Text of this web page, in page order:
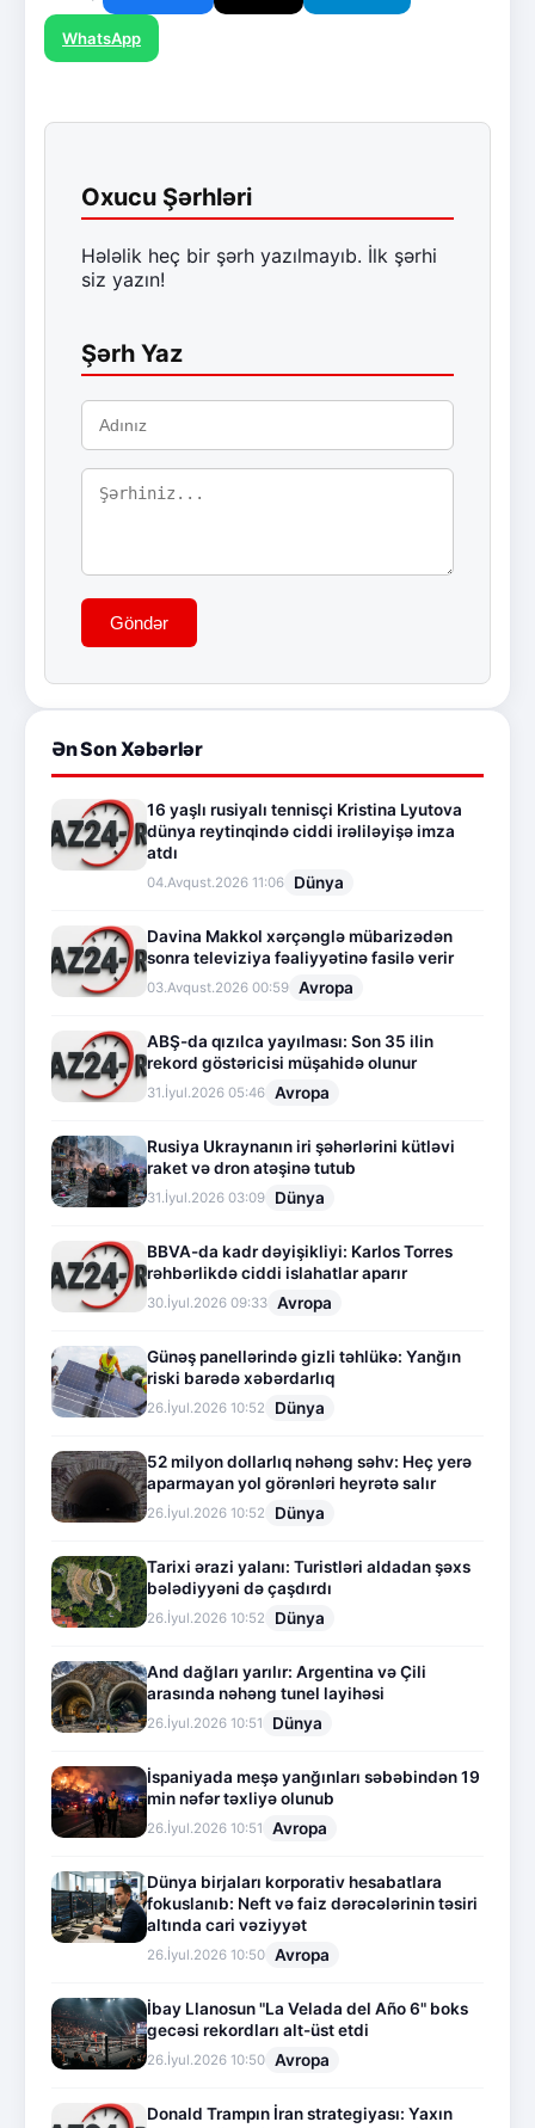
WhatsApp
Oxucu Şərhləri
Hələlik heç bir şərh yazılmayıb. İlk şərhi
siz yazın!
Şərh Yaz
Göndər
Ən Son Xəbərlər
16 yaşlı rusiyalı tennisçi Kristina Lyutova
dünya reytinqində ciddi irəliləyişə imza
atdı
04.Avqust.2026 11:06 Dünya
Davina Makkol xərçənglə mübarizədən
sonra televiziya fəaliyyətinə fasilə verir
03.Avqust.2026 00:59 Avropa
ABŞ-da qızılca yayılması: Son 35 ilin
rekord göstəricisi müşahidə olunur
31.İyul.2026 05:46 Avropa
Rusiya Ukraynanın iri şəhərlərini kütləvi
raket və dron atəşinə tutub
31.İyul.2026 03:09 Dünya
BBVA-da kadr dəyişikliyi: Karlos Torres
rəhbərlikdə ciddi islahatlar aparır
30.İyul.2026 09:33 Avropa
Günəş panellərində gizli təhlükə: Yanğın
riski barədə xəbərdarlıq
26.İyul.2026 10:52 Dünya
52 milyon dollarlıq nəhəng səhv: Heç yerə
aparmayan yol görənləri heyrətə salır
26.İyul.2026 10:52 Dünya
Tarixi ərazi yalanı: Turistləri aldadan şəxs
bələdiyyəni də çaşdırdı
26.İyul.2026 10:52 Dünya
And dağları yarılır: Argentina və Çili
arasında nəhəng tunel layihəsi
26.İyul.2026 10:51 Dünya
İspaniyada meşə yanğınları səbəbindən 19
min nəfər təxliyə olunub
26.İyul.2026 10:51 Avropa
Dünya birjaları korporativ hesabatlara
fokuslanıb: Neft və faiz dərəcələrinin təsiri
altında cari vəziyyət
26.İyul.2026 10:50 Avropa
İbay Llanosun "La Velada del Año 6" boks
gecəsi rekordları alt-üst etdi
26.İyul.2026 10:50 Avropa
Donald Trampın İran strategiyası: Yaxın